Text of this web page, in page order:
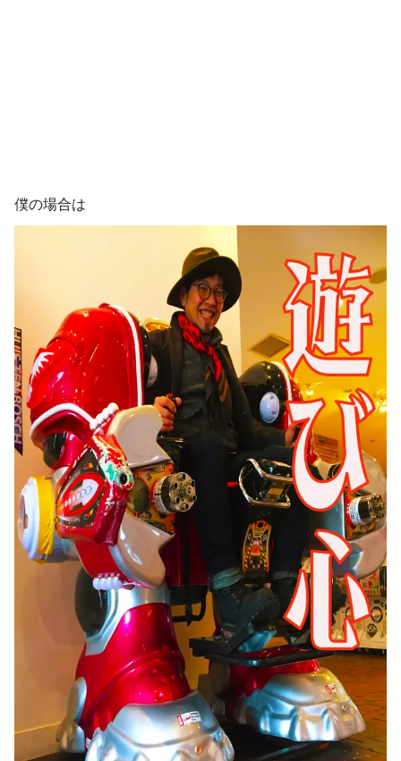
僕の場合は